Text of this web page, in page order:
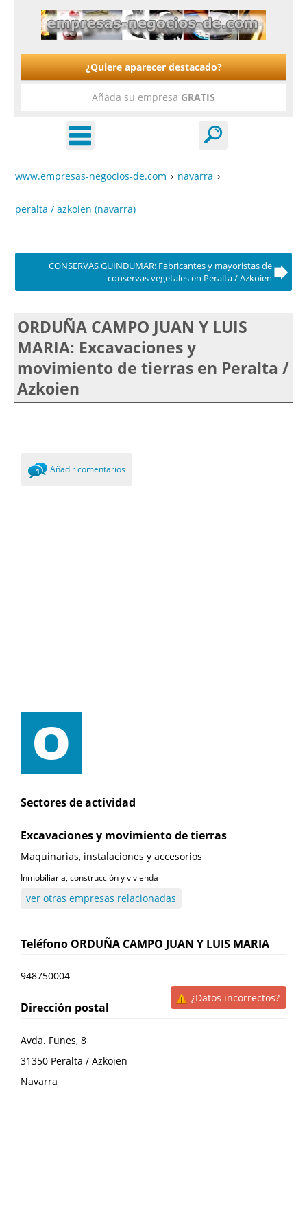
¿Quiere aparecer destacado?
Añada su empresa GRATIS
www.empresas-negocios-de.com › navarra ›
peralta / azkoien (navarra)
CONSERVAS GUINDUMAR: Fabricantes y mayoristas de
conservas vegetales en Peralta / Azkoien
ORDUÑA CAMPO JUAN Y LUIS
MARIA: Excavaciones y
movimiento de tierras en Peralta /
Azkoien
1 Añadir comentarios
Sectores de actividad
Excavaciones y movimiento de tierras
Maquinarias, instalaciones y accesorios
Inmobiliaria, construcción y vivienda
ver otras empresas relacionadas
Teléfono ORDUÑA CAMPO JUAN Y LUIS MARIA
948750004
¿Datos incorrectos?
Dirección postal
Avda. Funes, 8
31350 Peralta / Azkoien
Navarra